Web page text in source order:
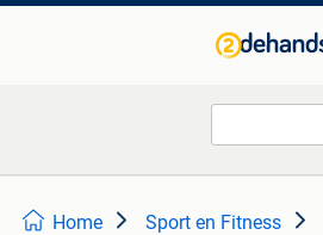
Home Sport en Fitness